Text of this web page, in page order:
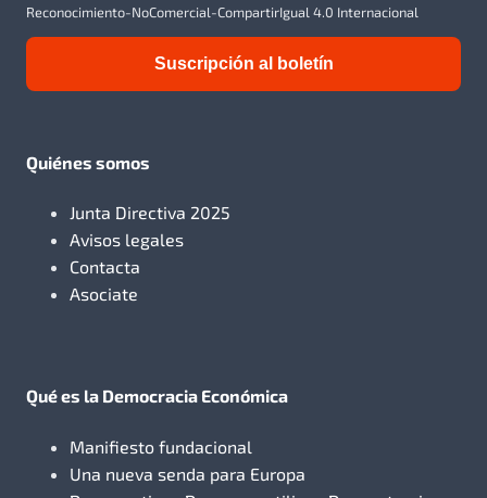
Reconocimiento-NoComercial-CompartirIgual 4.0 Internacional
Suscripción al boletín
Quiénes somos
Junta Directiva 2025
Avisos legales
Contacta
Asociate
Qué es la Democracia Económica
Manifiesto fundacional
Una nueva senda para Europa